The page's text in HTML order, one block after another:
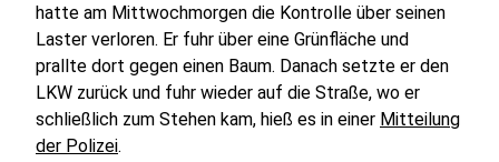
hatte am Mittwochmorgen die Kontrolle über seinen
Laster verloren. Er fuhr über eine Grünfläche und
prallte dort gegen einen Baum. Danach setzte er den
LKW zurück und fuhr wieder auf die Straße, wo er
schließlich zum Stehen kam, hieß es in einer Mitteilung
der Polizei.